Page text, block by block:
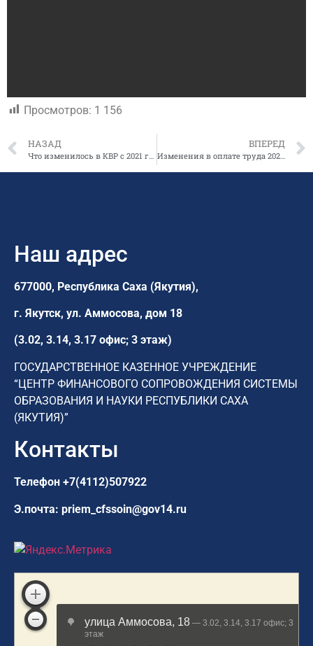
Просмотров: 1 156
НАЗАД ВПЕРЕД
Изменения в оплате труда 2021 года
Наш адрес
677000, Республика Саха (Якутия),
г. Якутск, ул. Аммосова, дом 18
(3.02, 3.14, 3.17 офис; 3 этаж)
ГОСУДАРСТВЕННОЕ КАЗЕННОЕ УЧРЕЖДЕНИЕ
“ЦЕНТР ФИНАНСОВОГО СОПРОВОЖДЕНИЯ СИСТЕМЫ
ОБРАЗОВАНИЯ И НАУКИ РЕСПУБЛИКИ САХА
(ЯКУТИЯ)”
Контакты
Телефон +7(4112)507922
Э.почта: priem_cfssoin@gov14.ru